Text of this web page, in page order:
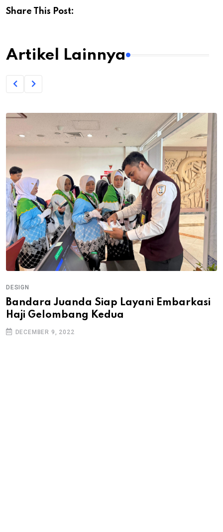
Share This Post:
Artikel Lainnya
DESIGN
Bandara Juanda Siap Layani Embarkasi
Haji Gelombang Kedua
DECEMBER 9, 2022